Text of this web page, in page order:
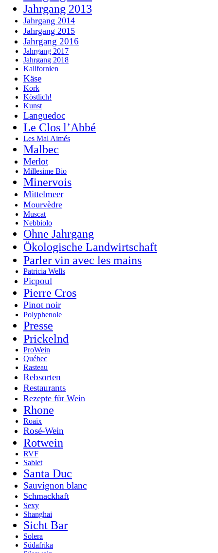
Jahrgang 2013
Jahrgang 2014
Jahrgang 2015
Jahrgang 2016
Jahrgang 2017
Jahrgang 2018
Kalifornien
Käse
Kork
Köstlich!
Kunst
Languedoc
Le Clos l’Abbé
Les Mal Aimés
Malbec
Merlot
Millesime Bio
Minervois
Mittelmeer
Mourvèdre
Muscat
Nebbiolo
Ohne Jahrgang
Ökologische Landwirtschaft
Parler vin avec les mains
Patricia Wells
Picpoul
Pierre Cros
Pinot noir
Polyphenole
Presse
Prickelnd
ProWein
Québec
Rasteau
Rebsorten
Restaurants
Rezepte für Wein
Rhone
Roaix
Rosé-Wein
Rotwein
RVF
Sablet
Santa Duc
Sauvignon blanc
Schmackhaft
Sexy
Shanghai
Sicht Bar
Solera
Südafrika